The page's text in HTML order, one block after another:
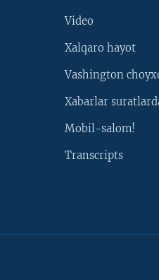
Video
Xalqaro hayot
Vashington
Xabarlar
Mobil-salom!
Transcripts